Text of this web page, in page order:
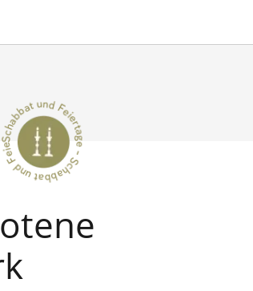
Schabbat und Feiertage - Schabbat und Feiertage --